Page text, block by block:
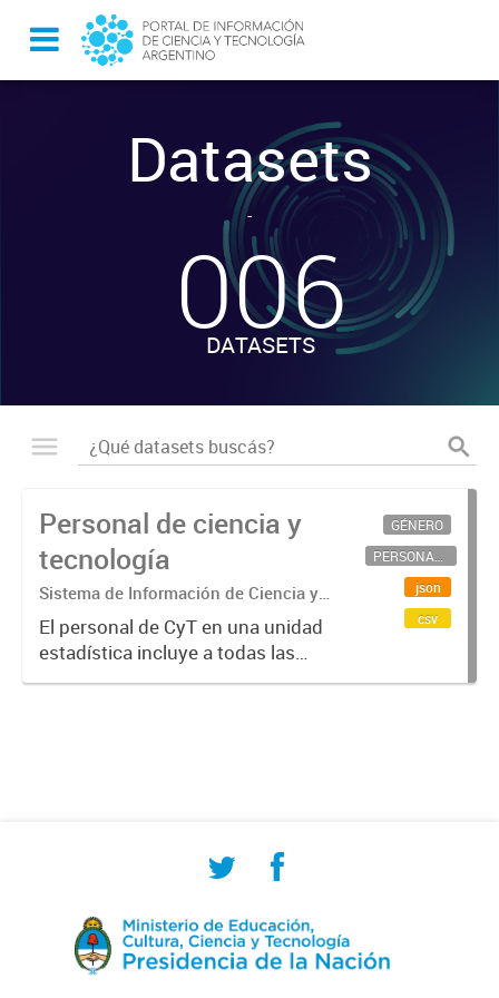
Datasets
-
006
DATASETS
Personal de ciencia y
tecnología
Sistema de Información de Ciencia y
Tecnología Argentino (SICYTAR)
El personal de CyT en una unidad
estadística incluye a todas las
personas involucradas
GÉNERO
PERSONAL CIENTÍFICO-TECNOLÓGICO
json
csv